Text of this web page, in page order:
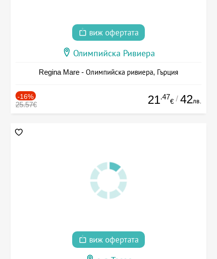
виж офертата
Олимпийска Ривиера
Regina Mare - Олимпийска ривиера, Гърция
-16%
25.57€ 21.47
€ / 42лв.
виж офертата